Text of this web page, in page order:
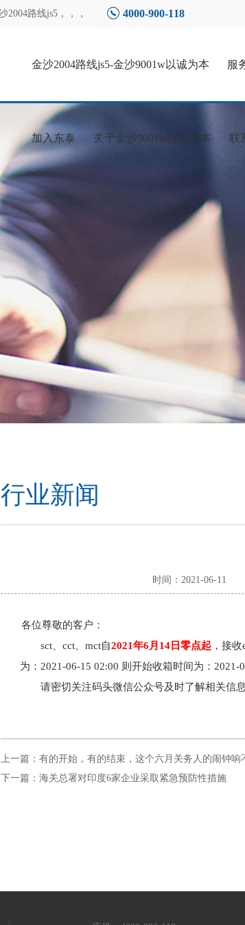
2004路线js5 ，，， 4000-900-118
金沙2004路线js5-金沙9001w以诚为本
服
加入东泰 关于金沙9001w以诚为本 联
行业新闻
时间：2021-06-11
各位尊敬的客户：
sct 、cct、mct自2021年6月14日零点起 ，接
为：2021-06-15 02:00 则开始收箱时间为：2021-
请密切关注码头微信公众号及时了解相关信息
上一篇：有的开始，有的结束，这个六月关务人的闹钟响
下一篇：海关总署对印度6家企业采取紧急预防性措施